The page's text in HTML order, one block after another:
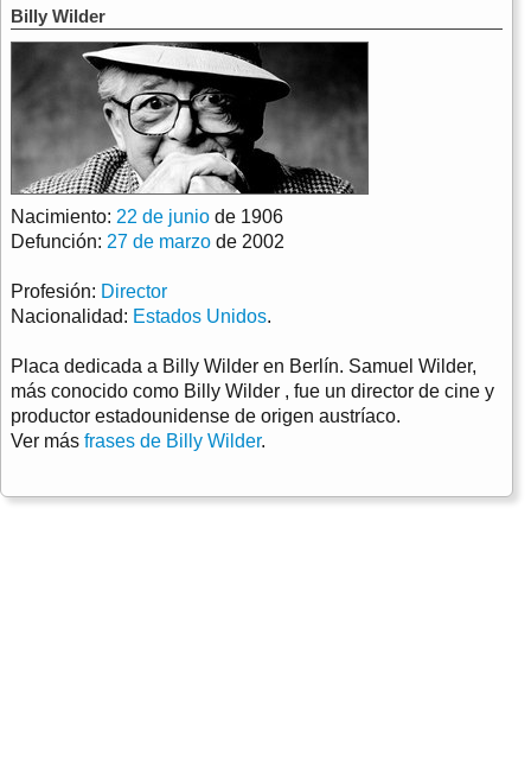
Billy Wilder
Nacimiento: 22 de junio de 1906
Defunción: 27 de marzo de 2002
Profesión: Director
Nacionalidad: Estados Unidos.
Placa dedicada a Billy Wilder en Berlín. Samuel Wilder,
más conocido como Billy Wilder , fue un director de cine y
productor estadounidense de origen austríaco.
Ver más frases de Billy Wilder.